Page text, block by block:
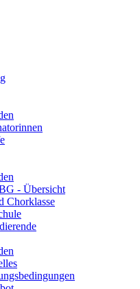
- Übersicht
Chorklasse